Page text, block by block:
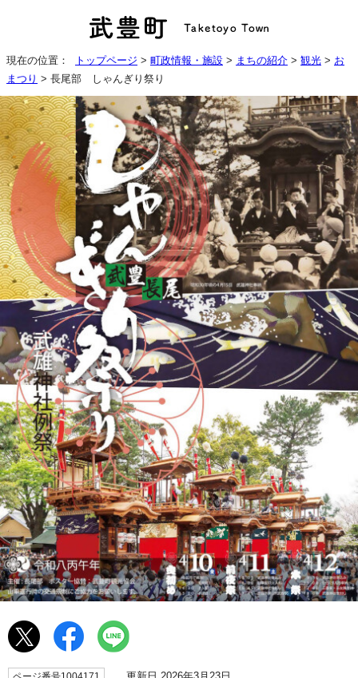
現在の位置： トップページ > 町政情報・施設 > まちの紹介 > 観光 > お
まつり > 長尾部 しゃんぎり祭り